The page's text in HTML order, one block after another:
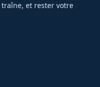
et rester votre